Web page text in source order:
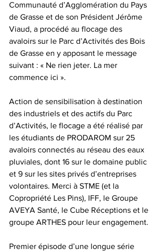
Communauté d’Agglomération du Pays
de Grasse et de son Président Jérôme
Viaud, a procédé au flocage des
avaloirs sur le Parc d’Activités des Bois
de Grasse en y apposant le message
suivant : « Ne rien jeter. La mer
commence ici ».
Action de sensibilisation à destination
des industriels et des actifs du Parc
d’Activités, le flocage a été réalisé par
les étudiants de PRODAROM sur 25
avaloirs connectés au réseau des eaux
pluviales, dont 16 sur le domaine public
et 9 sur les sites privés d’entreprises
volontaires. Merci à STME (et la
Copropriété Les Pins), IFF, le Groupe
AVEYA Santé, le Cube Réceptions et le
groupe ARTHES pour leur engagement.
Premier épisode d’une longue série